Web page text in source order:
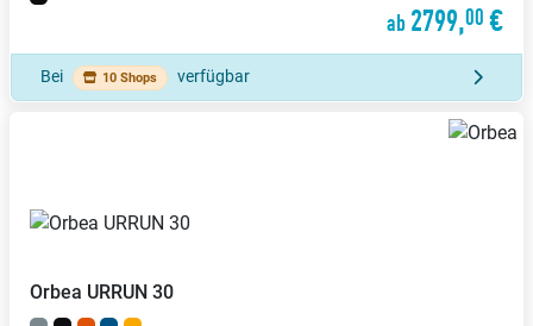
ab 2799,00 €
Bei 10 Shops verfügbar
Orbea URRUN 30